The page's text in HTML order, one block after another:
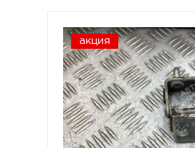
акция